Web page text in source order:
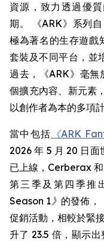
資源，致力透過優
期。 《ARK》系列
極為著名的生存遊戲
套裝及不同平台，並
過去，《ARK》毫無
個擴充內容、新元素
以創作者為本的多項計
當中包括 《ARK
2026 年 5 月 20 日
已上線，Cerberax
第三季及第四季推
Season 1》 的發佈，
促銷活動，相較於緊
升了 23.5 倍，顯示